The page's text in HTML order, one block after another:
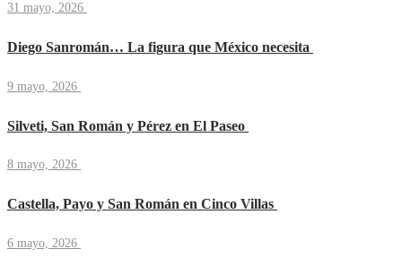
31 mayo, 2026
Diego Sanromán… La figura que México necesita
9 mayo, 2026
Silveti, San Román y Pérez en El Paseo
8 mayo, 2026
Castella, Payo y San Román en Cinco Villas
6 mayo, 2026